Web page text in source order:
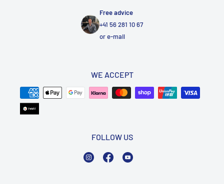
Free advice
+41 56 281 10 67
ore-mail
WE ACCEPT
FOLLOW US
InstagramFacebook